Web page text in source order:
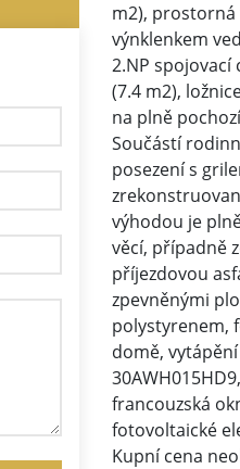
m2), prostorná
výnklenkem
2.NP spojovací
(7.4 m2),
na plně
Součástí
posezení s
výhodou je
věcí, případně
příjezdovou
zpevněnými
polystyrenem,
domě,
francouzská
fotovoltaické
Kupní cena